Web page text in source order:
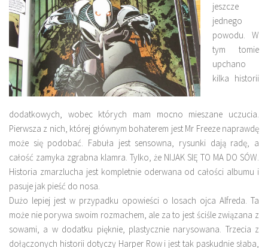
jeszcze
jednego
powodu. W
tym tomie
upchano
kilka historii
dodatkowych, wobec których mam mocno mieszane uczucia.
Pierwsza z nich, której głównym bohaterem jest Mr Freeze naprawdę
może się podobać. Fabuła jest sensowna, rysunki dają radę, a
całość zamyka zgrabna klamra. Tylko, że NIJAK SIĘ TO MA DO SÓW.
Historia zmarzlucha jest kompletnie oderwana od całości albumu i
pasuje jak pieść do nosa.
Dużo lepiej jest w przypadku opowieści o losach ojca Alfreda. Ta
może nie porywa swoim rozmachem, ale za to jest ściśle związana z
sowami, a w dodatku pięknie, plastycznie narysowana. Trzecia z
dołączonych historii dotyczy Harper Row i jest tak paskudnie słaba,